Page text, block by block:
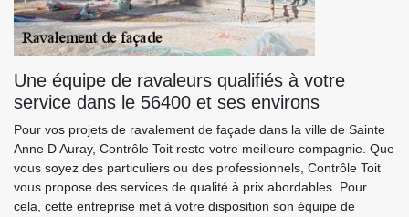
Une équipe de ravaleurs qualifiés à votre
service dans le 56400 et ses environs
Pour vos projets de ravalement de façade dans la ville de Sainte
Anne D Auray, Contrôle Toit reste votre meilleure compagnie. Que
vous soyez des particuliers ou des professionnels, Contrôle Toit
vous propose des services de qualité à prix abordables. Pour
cela, cette entreprise met à votre disposition son équipe de